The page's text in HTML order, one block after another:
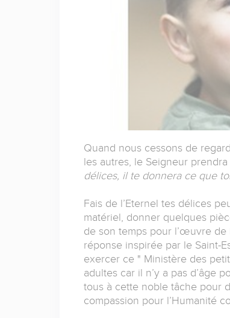
Quand nous cessons de
les autres, le Seigneur
délices, il te donnera ce que
Fais de l’Eternel tes délices
matériel, donner quelques
de son temps pour l’œuvre
réponse inspirée par le Saint-
exercer ce " Ministère des
adultes car il n’y a pas d’âge
tous à cette noble tâche pour
compassion pour l’Humanité